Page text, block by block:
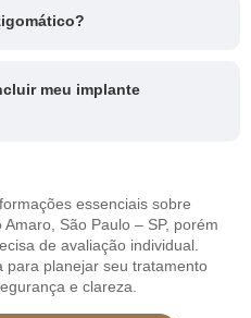
meu implante
essenciais sobre
São Paulo – SP, porém
de avaliação individual.
para planejar seu tratamento
e clareza.